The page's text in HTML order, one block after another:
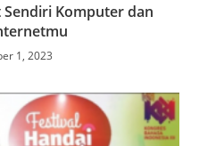
Sendiri Komputer dan
1, 2023